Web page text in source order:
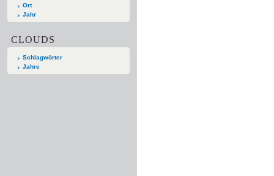
Ort
Jahr
CLOUDS
Schlagwörter
Jahre